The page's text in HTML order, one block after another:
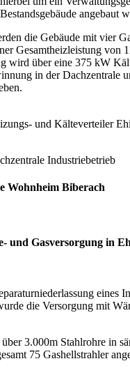
angebaut
die Gebäude mit vier
Gesamtheizleistung von
wird über eine 375 kW
in der Dachzentrale
und Kälteverteiler
Industriebetrieb
Wohnheim Biberach
und Gasversorgung in
eines
die Versorgung mit
3.000m Stahlrohre in
75 Gashellstrahler